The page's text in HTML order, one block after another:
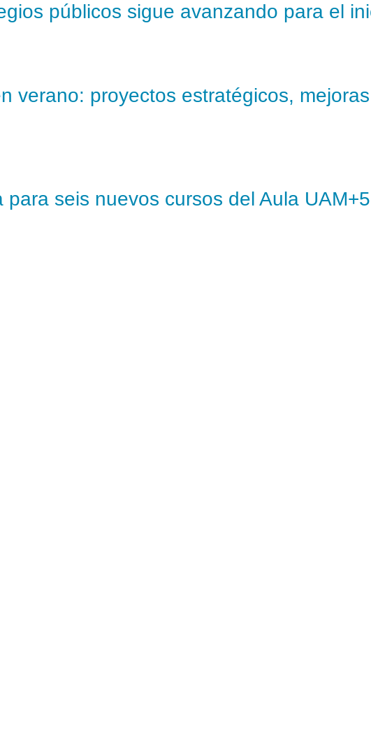
públicos sigue avanzando para el
verano: proyectos estratégicos,
seis nuevos cursos del Aula